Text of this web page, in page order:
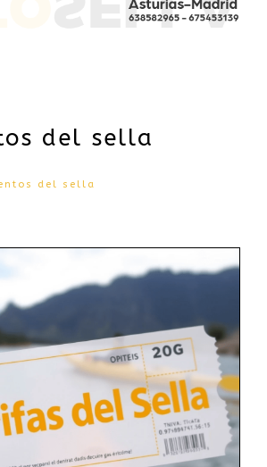
del sella
del sella